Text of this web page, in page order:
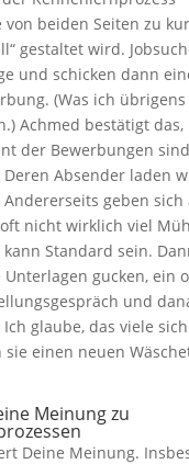
von beiden Seiten zu
gestaltet wird.
und schicken dann
(Was ich
Achmed bestätigt
der Bewerbungen
Absender laden
Andererseits geben sich
nicht wirklich viel
Standard sein.
gucken, ein
und
glaube, das viele
sie einen neuen
Meinung zu
Deine Meinung.